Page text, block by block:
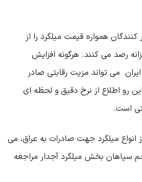
همواره قیمت میلگرد را از
رصد می‌ کنند. هرگونه افزایش
می ‌تواند مزیت رقابتی صادر
‌رو اطلاع از نرخ دقیق و لحظه ‌ای
است.
میلگرد جهت صادرات به عراق، می
سپاهان بخش میلگرد آجدار مراجعه